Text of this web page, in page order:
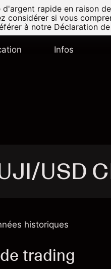
rapide en raison
considérer si vous
à notre Déclaration
Infos
USD
historiques
trading